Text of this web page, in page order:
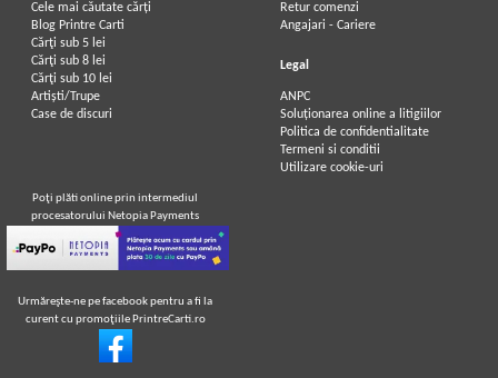
Cele mai căutate cărți
Blog Printre Carti
Cărţi sub 5 lei
Cărţi sub 8 lei
Cărţi sub 10 lei
Artiști/Trupe
Case de discuri
Retur comenzi
Angajari - Cariere
Legal
ANPC
Soluționarea online a litigiilor
Politica de confidentialitate
Termeni si conditii
Utilizare cookie-uri
Poţi plăti online prin intermediul
procesatorului Netopia Payments
Urmăreşte-ne pe facebook pentru a fi la
curent cu promoţiile PrintreCarti.ro